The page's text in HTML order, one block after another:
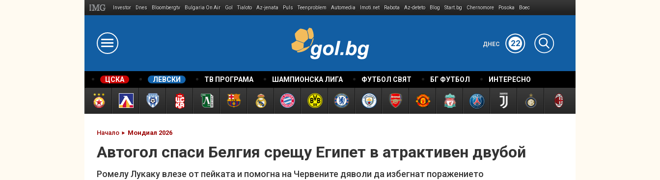
Investor Dnes Bloombergtv Bulgaria On Air Gol Tialoto Az-jenata Puls Teenproblem Automedia Imoti.net Rabota Az-deteto Blog Start.bg Chernomore Posoka Boec
ДНЕС 22
ЦСКА ЛЕВСКИ ТВ ПРОГРАМА ШАМПИОНСКА ЛИГА ФУТБОЛ СВЯТ БГ ФУТБОЛ ИНТЕРЕСНО
Начало Мондиал 2026
Автогол спаси Белгия срещу Египет в атрактивен двубой
Ромелу Лукаку влезе от пейката и помогна на Червените дяволи да избегнат поражението